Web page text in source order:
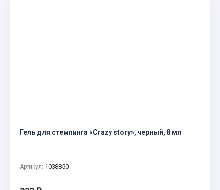
Гель для стемпинга «Crazy story», черный, 8 мл
Артикул: 1038850